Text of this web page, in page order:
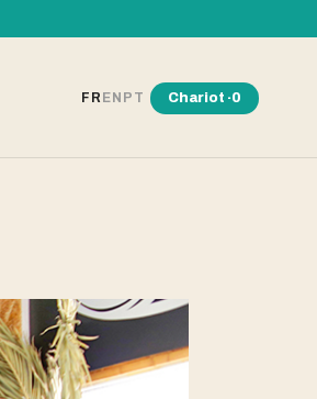
FR EN PT Chariot ·0